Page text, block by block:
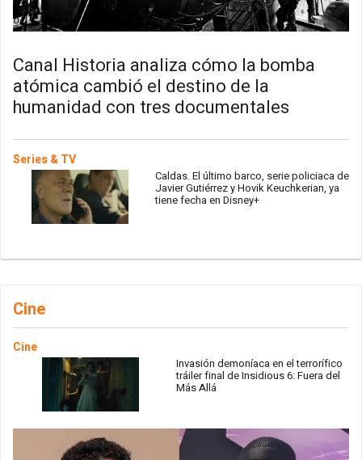
Canal Historia analiza cómo la bomba
atómica cambió el destino de la
humanidad con tres documentales
Series & TV
Caldas. El último barco, serie policiaca de
Javier Gutiérrez y Hovik Keuchkerian, ya
tiene fecha en Disney+
Cine
Cine
Invasión demoníaca en el terrorífico
tráiler final de Insidious 6: Fuera del
Más Allá